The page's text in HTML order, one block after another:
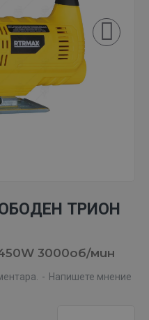
ТРИОН
3000об/мин
- Напишете мнение